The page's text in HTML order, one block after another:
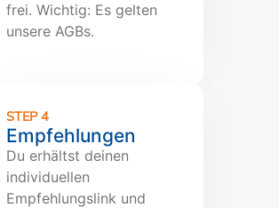
frei. Wichtig: Es gelten
unsere AGBs.
STEP 4
Empfehlungen
Du erhältst deinen
individuellen
Empfehlungslink und